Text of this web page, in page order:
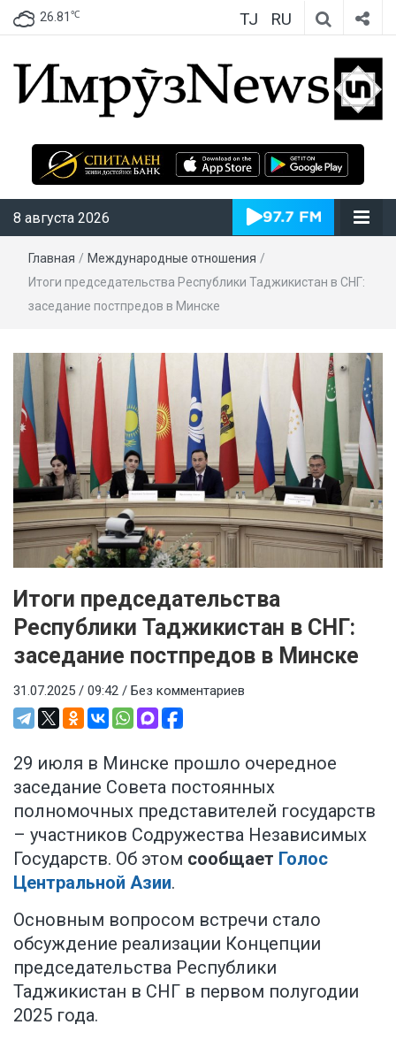
26.81 ℃ TJ RU
ИмрӯзNews
8 августа 2026
Главная / Международные отношения /
Итоги председательства Республики Таджикистан в СНГ:
заседание постпредов в Минске
Итоги председательства
Республики Таджикистан в СНГ:
заседание постпредов в Минске
31.07.2025 / 09:42 / Без комментариев
29 июля в Минске прошло очередное
заседание Совета постоянных
полномочных представителей государств
– участников Содружества Независимых
Государств. Об этом сообщает Голос
Центральной Азии.
Основным вопросом встречи стало
обсуждение реализации Концепции
председательства Республики
Таджикистан в СНГ в первом полугодии
2025 года.